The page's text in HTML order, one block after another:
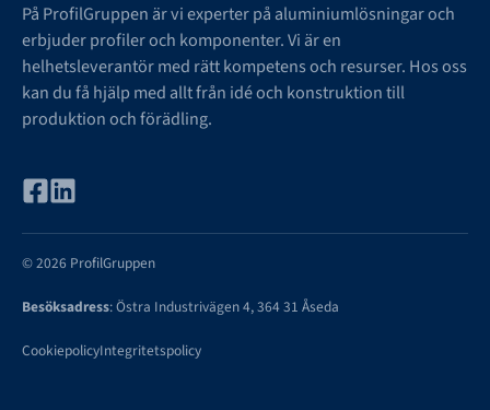
På ProfilGruppen är vi experter på aluminiumlösningar och
erbjuder profiler och komponenter. Vi är en
helhetsleverantör med rätt kompetens och resurser. Hos oss
kan du få hjälp med allt från idé och konstruktion till
produktion och förädling.
© 2026 ProfilGruppen
Besöksadress: Östra Industrivägen 4, 364 31 Åseda
CookiepolicyIntegritetspolicy